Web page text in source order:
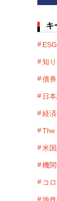
キ
ESG
知
債券
日
経
The
米
機
コ